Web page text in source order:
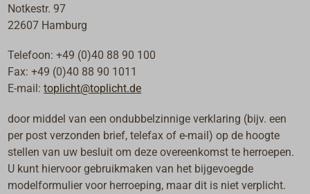
Notkestr. 97
22607 Hamburg
Telefoon: +49 (0)40 88 90 100
Fax: +49 (0)40 88 90 1011
E-mail:toplicht@toplicht.de
door middel van een ondubbelzinnige verklaring (bijv. een
per post verzonden brief, telefax of e-mail) op de hoogte
stellen van uw besluit om deze overeenkomst te herroepen.
U kunt hiervoor gebruikmaken van het bijgevoegde
modelformulier voor herroeping, maar dit is niet verplicht.